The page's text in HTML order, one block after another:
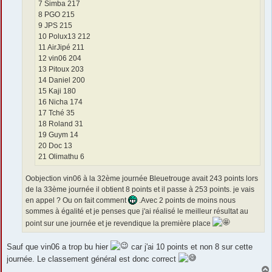
7 Simba 217
8 PGO 215
9 JPS 215
10 Polux13 212
11 AirJipé 211
12 vin06 204
13 Pitoux 203
14 Daniel 200
15 Kaji 180
16 Nicha 174
17 Tché 35
18 Roland 31
19 Guym 14
20 Doc 13
21 Olimathu 6
Oobjection vin06 à la 32ème journée Bleuetrouge avait 243 points lors
de la 33ème journée il obtient 8 points et il passe à 253 points. je vais
en appel ? Ou on fait comment
.Avec 2 points de moins nous
sommes à égalité et je penses que j'ai réalisé le meilleur résultat au
point sur une journée et je revendique la première place
Sauf que vin06 a trop bu hier
car j'ai 10 points et non 8 sur cette
journée. Le classement général est donc correct